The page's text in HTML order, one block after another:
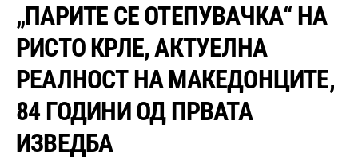
„ПАРИТЕ СЕ ОТЕПУВАЧКА“ НА
РИСТО КРЛЕ, АКТУЕЛНА
РЕАЛНОСТ НА МАКЕДОНЦИТЕ,
84 ГОДИНИ ОД ПРВАТА
ИЗВЕДБА